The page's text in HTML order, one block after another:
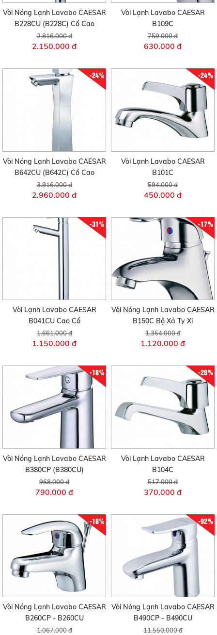
Vòi Nóng Lạnh Lavabo CAESAR
B228CU (B228C) Cổ Cao
2.816.000 đ
2.150.000 đ
Vòi Lạnh Lavabo CAESAR
B109C
759.000 đ
630.000 đ
-24%
Vòi Nóng Lạnh Lavabo CAESAR
B642CU (B642C) Cổ Cao
3.916.000 đ
2.960.000 đ
-24%
Vòi Lạnh Lavabo CAESAR
B101C
594.000 đ
450.000 đ
-31%
Vòi Lạnh Lavabo CAESAR
B041CU Cao Cổ
1.661.000 đ
1.150.000 đ
-17%
Vòi Nóng Lạnh Lavabo CAESAR
B150C Bộ Xả Ty Xi
1.354.000 đ
1.120.000 đ
-18%
Vòi Nóng Lạnh Lavabo CAESAR
B380CP (B380CU)
968.000 đ
790.000 đ
-28%
Vòi Lạnh Lavabo CAESAR
B104C
517.000 đ
370.000 đ
-18%
Vòi Nóng Lạnh Lavabo CAESAR
B260CP - B260CU
1.067.000 đ
-92%
Vòi Nóng Lạnh Lavabo CAESAR
B490CP - B490CU
11.550.000 đ